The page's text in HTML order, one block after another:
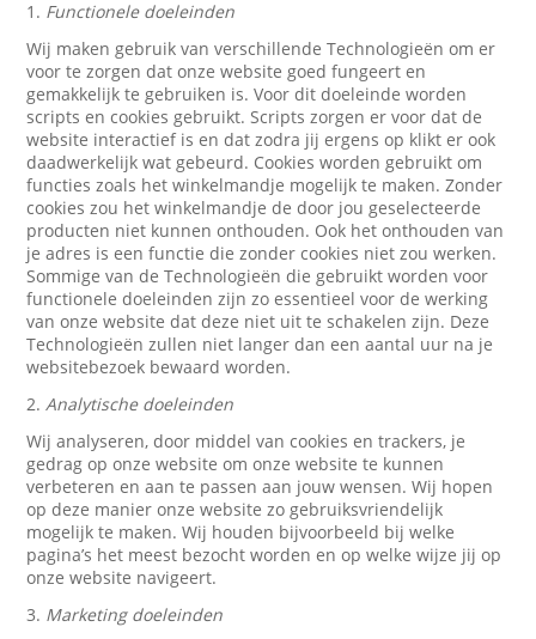
1. Functionele doeleinden
Wij maken gebruik van verschillende Technologieën om er
voor te zorgen dat onze website goed fungeert en
gemakkelijk te gebruiken is. Voor dit doeleinde worden
scripts en cookies gebruikt. Scripts zorgen er voor dat de
website interactief is en dat zodra jij ergens op klikt er ook
daadwerkelijk wat gebeurd. Cookies worden gebruikt om
functies zoals het winkelmandje mogelijk te maken. Zonder
cookies zou het winkelmandje de door jou geselecteerde
producten niet kunnen onthouden. Ook het onthouden van
je adres is een functie die zonder cookies niet zou werken.
Sommige van de Technologieën die gebruikt worden voor
functionele doeleinden zijn zo essentieel voor de werking
van onze website dat deze niet uit te schakelen zijn. Deze
Technologieën zullen niet langer dan een aantal uur na je
websitebezoek bewaard worden.
2.Analytische doeleinden
Wij analyseren, door middel van cookies en trackers, je
gedrag op onze website om onze website te kunnen
verbeteren en aan te passen aan jouw wensen. Wij hopen
op deze manier onze website zo gebruiksvriendelijk
mogelijk te maken. Wij houden bijvoorbeeld bij welke
pagina’s het meest bezocht worden en op welke wijze jij op
onze website navigeert.
3. Marketing doeleinden